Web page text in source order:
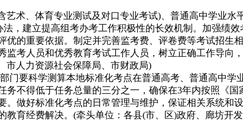
术、体育专业测试及对口专业考试)、普通高中学业
，建立提高组考办考工作积极性的长效机制。加强绩
的重要依据。制定并完善监考费、评卷费等考试招生
考人员和优秀教育考试工作人员，树立正确工作导向
市人力资源社会保障局、市财政局)
门要科学测算本地标准化考点在普通高考、普通高中
不得低于任务总量的三分之一，确保在3年内按照《
做好标准化考点的日常管理与维护，保证相关系统和
育经费解决。(牵头单位：各县(市、区)政府、廊坊开